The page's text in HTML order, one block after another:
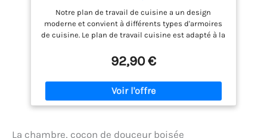
Notre plan de travail de cuisine a un design
moderne et convient à différents types d'armoires
de cuisine. Le plan de travail cuisine est adapté à la
ensemble complet d'éléments de fixation pour
s'adapter à tous les types d'armoires. DIMENSIONS :
Le Plan de travail cuisine mesure 120 cm - Largeur,
2,8 cm - Hauteur, 60 cm - Profondeur. Toutes les
tailles détaillées sont indiquées sur les photos.
92,90 €
La chambre, cocon de douceur boisée